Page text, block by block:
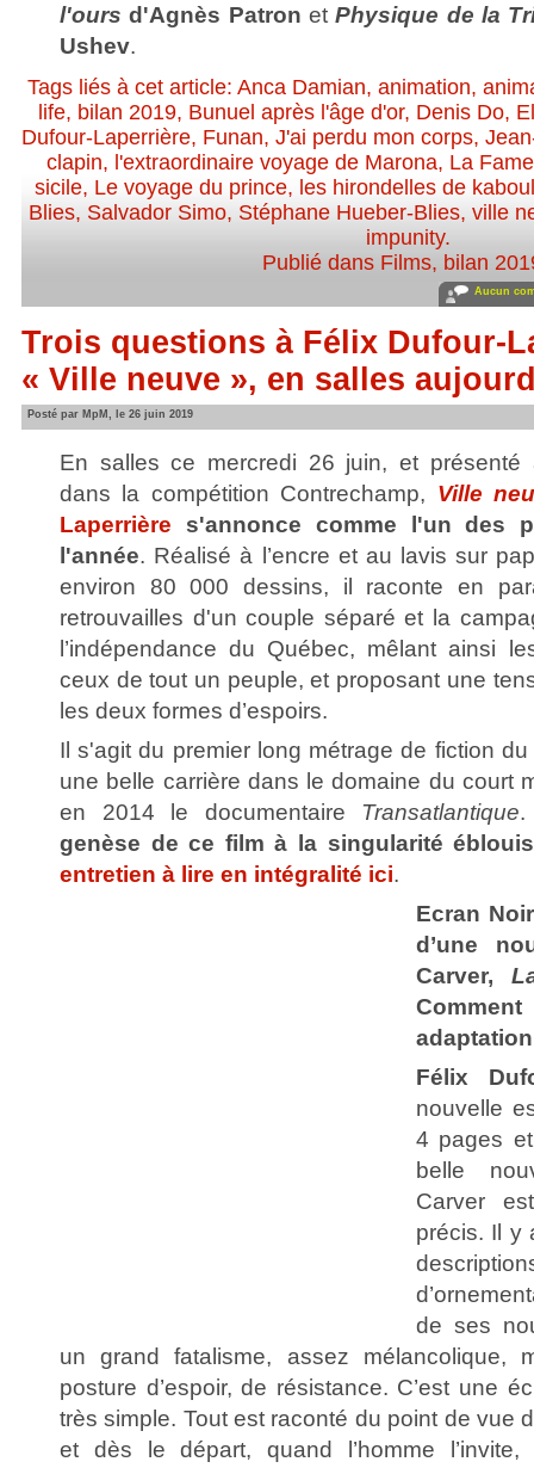
l'oursd'Agnès Patron etPhysique de la
Ushev.
Tags liés à cet article: Anca Damian, animation,
life, bilan 2019, Bunuel après l'âge d'or, Denis Do,
Dufour-Laperrière, Funan, J'ai perdu mon corps,
clapin, l'extraordinaire voyage de Marona, La
sicile, Le voyage du prince, les hirondelles de kaboul
Blies, Salvador Simo, Stéphane Hueber-Blies, ville
impunity.
Publié dans Films, bilan
Aucun
Trois questions à Félix Dufour-
« Ville neuve », en salles
Posté par MpM, le 26 juin 2019
En salles ce mercredi 26 juin, et présenté
dans la compétition Contrechamp, Ville
Laperrière s'annonce comme l'un des
l'année. Réalisé à l’encre et au lavis sur
environ 80 000 dessins, il raconte en
retrouvailles d'un couple séparé et la
l’indépendance du Québec, mêlant ainsi
ceux de tout un peuple, et proposant une
les deux formes d’espoirs.
Il s'agit du premier long métrage de fiction
une belle carrière dans le domaine du court
en 2014 le documentaire Transatlantique
genèse de ce film à la singularité
entretien à lire en intégralité ici.
Ecran
d’une
Carver,
Félix
nouvelle
4 pages
belle
Carver
précis. Il y
de ses
un grand fatalisme, assez mélancolique,
posture d’espoir, de résistance. C’est une
très simple. Tout est raconté du point de vue
et dès le départ, quand l’homme